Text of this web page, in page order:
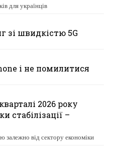
для українців
зі швидкістю 5G
і не помилитися
2026 року
стабілізації –
залежно від сектору економіки